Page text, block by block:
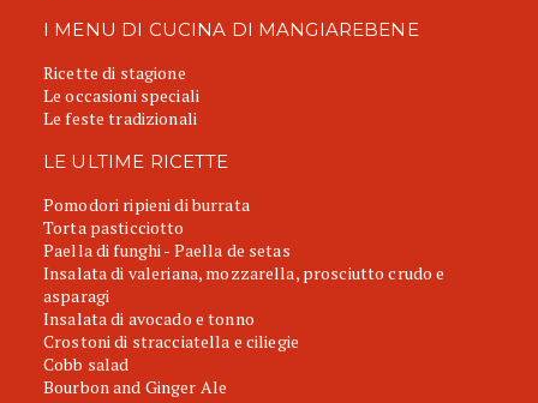
I MENU DI CUCINA DI MANGIAREBENE
Ricette di stagione
Le occasioni speciali
Le feste tradizionali
LE ULTIME RICETTE
Pomodori ripieni di burrata
Torta pasticciotto
Paella di funghi - Paella de setas
Insalata di valeriana, mozzarella, prosciutto crudo e
asparagi
Insalata di avocado e tonno
Crostoni di stracciatella e ciliegie
Cobb salad
Bourbon and Ginger Ale